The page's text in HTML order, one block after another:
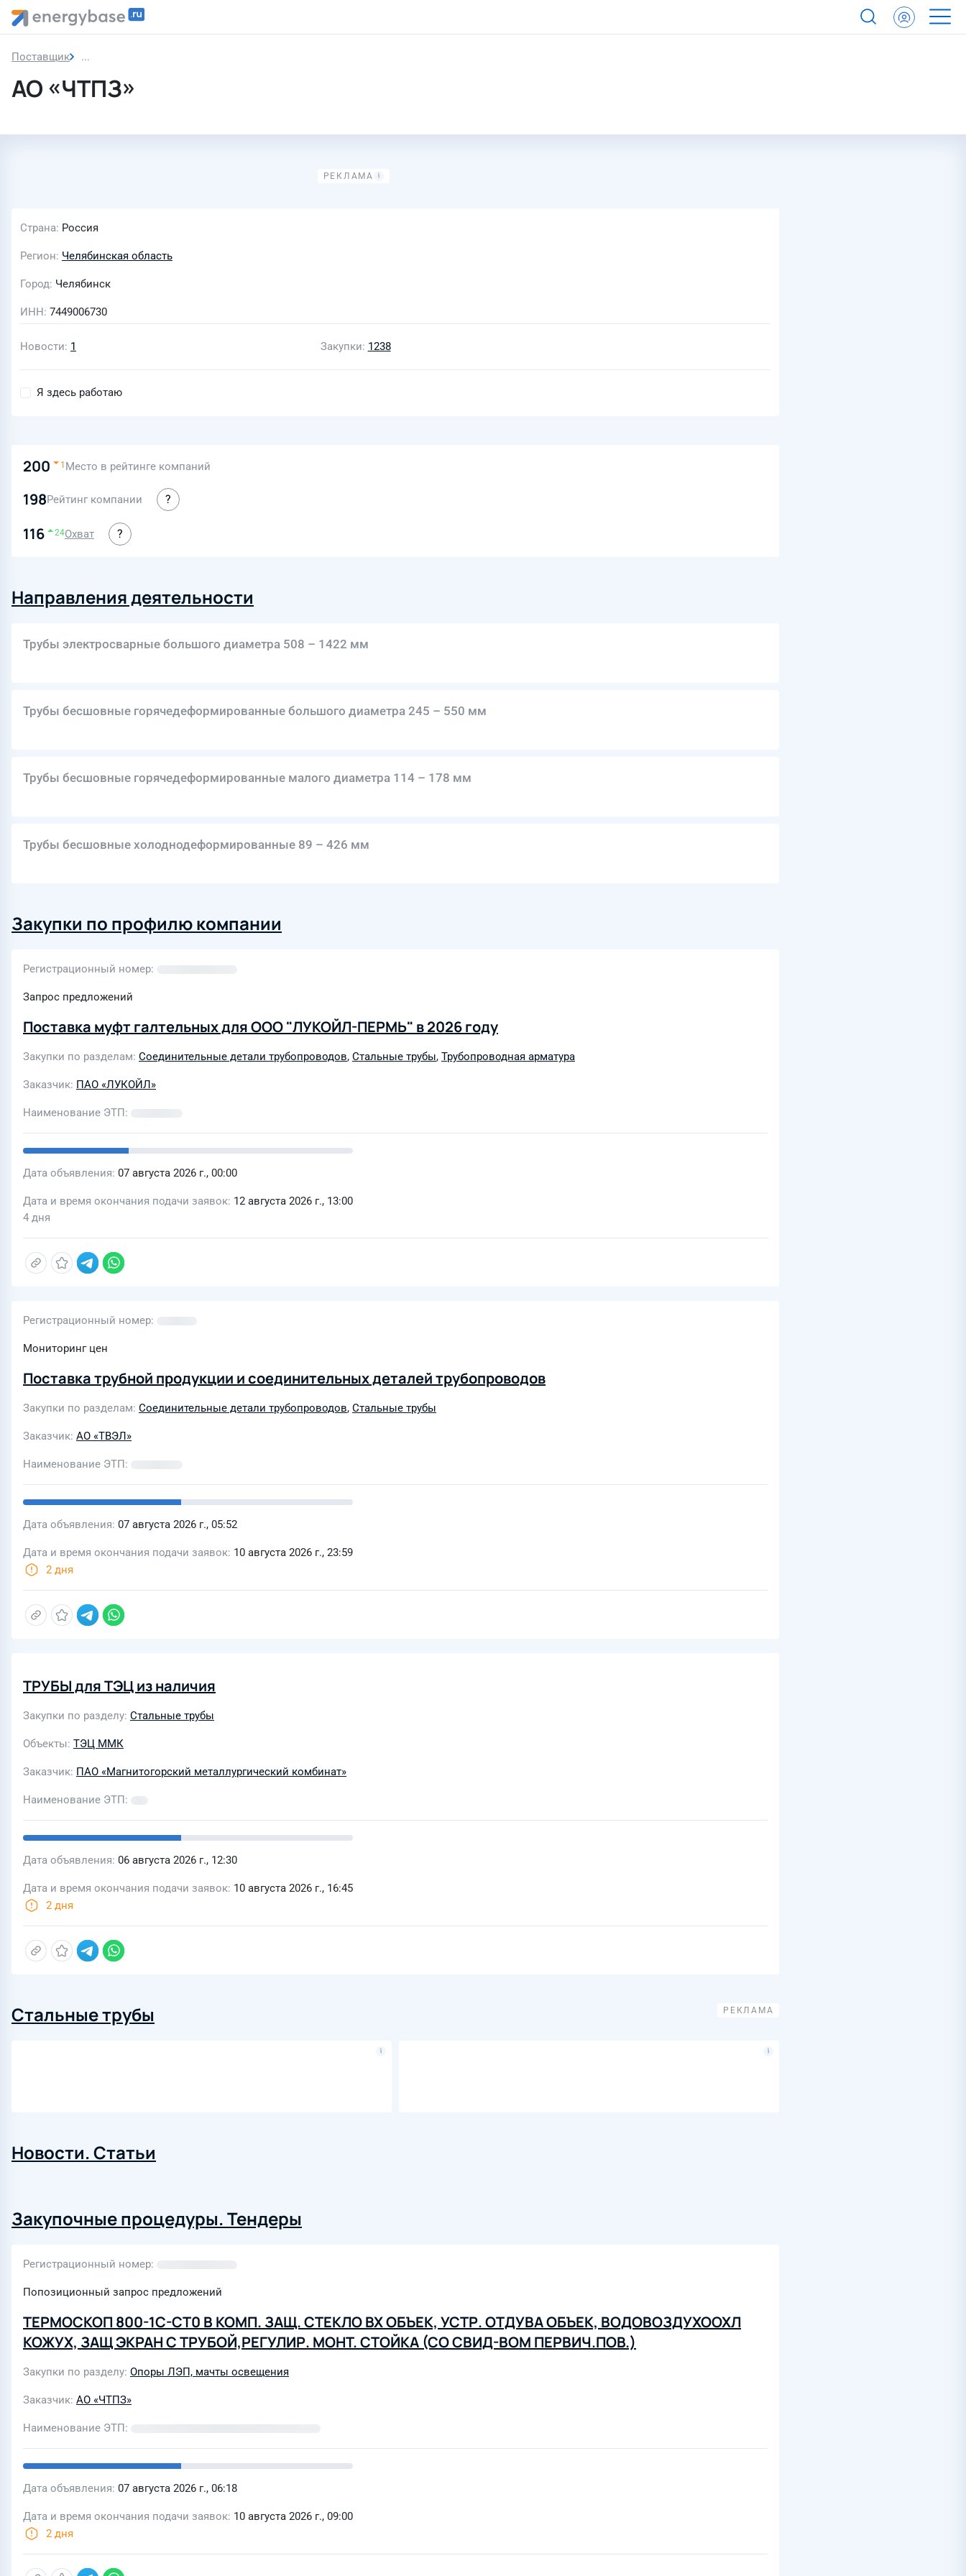
Поставщик АО «ЧТПЗ»
АО «ЧТПЗ»
Страна Россия
Регион Челябинская область
Город Челябинск
ИНН 7449006730
Новости 1 Закупки 1238
Я здесь работаю
200 1 Место в рейтинге компаний
198Рейтинг компании
116 24Охват
Направления деятельности
Трубы электросварные большого диаметра 508 – 1422 мм
Трубы бесшовные горячедеформированные большого диаметра 245 – 550 мм
Трубы бесшовные горячедеформированные малого диаметра 114 – 178 мм
Трубы бесшовные холоднодеформированные 89 – 426 мм
Закупки по профилю компании
Регистрационный номер
Запрос предложений
Поставка муфт галтельных для ООО "ЛУКОЙЛ-ПЕРМЬ" в 2026 году
Закупки по разделам Соединительные детали трубопроводов, Стальные трубы, Трубопроводная арматура
Заказчик ПАО «ЛУКОЙЛ»
Наименование ЭТП
Дата объявления 07 августа 2026 г., 00:00
Дата и время окончания подачи заявок 12 августа 2026 г., 13:00
4 дня
Регистрационный номер
Мониторинг цен
Поставка трубной продукции и соединительных деталей трубопроводов
Закупки по разделам Соединительные детали трубопроводов, Стальные трубы
Заказчик АО «ТВЭЛ»
Наименование ЭТП
Дата объявления 07 августа 2026 г., 05:52
Дата и время окончания подачи заявок 10 августа 2026 г., 23:59
2 дня
ТРУБЫ для ТЭЦ из наличия
Закупки по разделу Стальные трубы
Объекты ТЭЦ ММК
Заказчик ПАО «Магнитогорский металлургический комбинат»
Наименование ЭТП
Дата объявления 06 августа 2026 г., 12:30
Дата и время окончания подачи заявок 10 августа 2026 г., 16:45
2 дня
Стальные трубы
Новости. Статьи
Закупочные процедуры. Тендеры
Регистрационный номер
Попозиционный запрос предложений
ТЕРМОСКОП 800-1С-СТ0 В КОМП. ЗАЩ. СТЕКЛО ВХ ОБЪЕК, УСТР. ОТДУВА ОБЪЕК, ВОДОВОЗДУХООХЛ
КОЖУХ, ЗАЩ ЭКРАН С ТРУБОЙ,РЕГУЛИР. МОНТ. СТОЙКА (СО СВИД-ВОМ ПЕРВИЧ.ПОВ.)
Закупки по разделу Опоры ЛЭП, мачты освещения
Заказчик АО «ЧТПЗ»
Наименование ЭТП
Дата объявления 07 августа 2026 г., 06:18
Дата и время окончания подачи заявок 10 августа 2026 г., 09:00
2 дня